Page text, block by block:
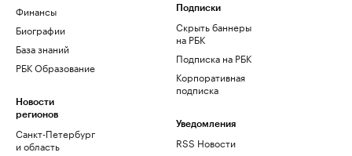
Финансы
Биографии
База знаний
РБК Образование
Новости
регионов
Санкт-Петербург
и область
Подписки
Скрыть баннеры
на РБК
Подписка на РБК
Корпоративная
подписка
Уведомления
RSS Новости